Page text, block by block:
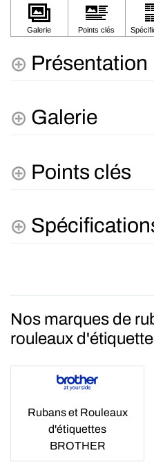
Présentation
Galerie
Points clés
Nos marques de
rouleaux
Rubans et Rouleaux
d'étiquettes
BROTHER